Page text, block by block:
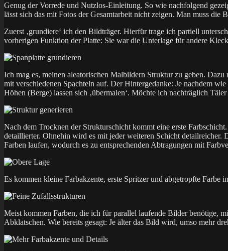
Genug der Vorrede und Nutzlos-Einleitung. So wie nachfolgend
lässt sich das mit Fotos der Gesamtarbeit nicht zeigen. Man muss die
Zuerst ‚grundiere‘ ich den Bildträger. Hierfür trage ich partiell
vorherigen Funktion der Platte: Sie war die Unterlage für andere
Ich mag es, meinen aleatorischen Malbildern Struktur zu geben.
mit verschiedenen Spachteln auf. Der Hintergedanke: Je nachdem
Höhen (Berge) lassen sich ‚übermalen‘. Möchte ich nachträglich
Nach dem Trocknen der Strukturschicht kommt eine erste
detaillierter. Ohnehin wird es mit jeder weiteren Schicht detailreicher.
Farben laufen, wodurch es zu entsprechenden Abtragungen mit
Es kommen kleine Farbakzente, erste Spritzer und abgetropfte
Meist kommen Farben, die ich für parallel laufende Bilder benötige,
Abklatschen. Wie bereits gesagt: Je älter das Bild wird, umso mehr